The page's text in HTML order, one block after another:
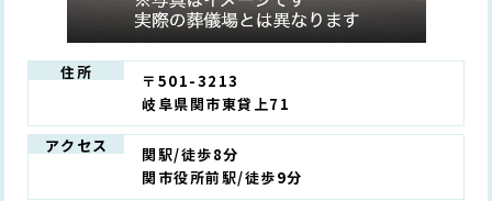
住所
〒501-3213
岐阜県関市東貸上71
アクセス
関駅/徒歩8分
関市役所前駅/徒歩9分